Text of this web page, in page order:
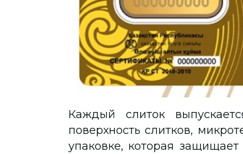
Каждый слиток
поверхность слитков,
упаковке, которая